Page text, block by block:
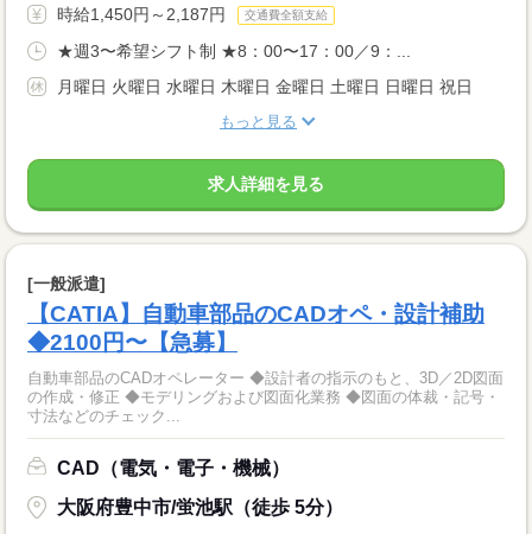
時給1,450円～2,187円 交通費全額支給
★週3〜希望シフト制 ★8：00〜17：00／9：...
月曜日 火曜日 水曜日 木曜日 金曜日 土曜日 日曜日 祝日
もっと見る
求人詳細を見る
[一般派遣]
【CATIA】自動車部品のCADオペ・設計補助
◆2100円〜【急募】
自動車部品のCADオペレーター ◆設計者の指示のもと、3D／2D図面
の作成・修正 ◆モデリングおよび図面化業務 ◆図面の体裁・記号・
寸法などのチェック...
CAD（電気・電子・機械）
大阪府豊中市/蛍池駅（徒歩 5分）